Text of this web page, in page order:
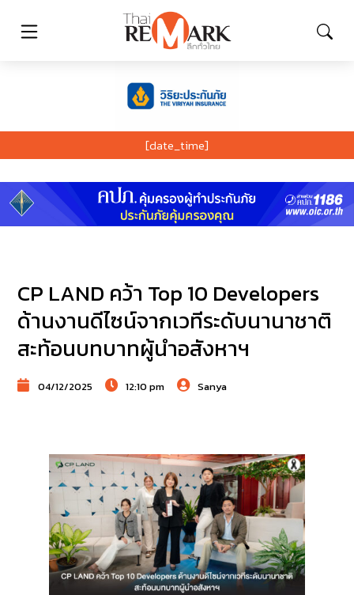
[date_time]
CP LAND คว้า Top 10 Developers
ด้านงานดีไซน์จากเวทีระดับนานาชาติ
สะท้อนบทบาทผู้นำอสังหาฯ
04/12/2025 12:10 pm Sanya